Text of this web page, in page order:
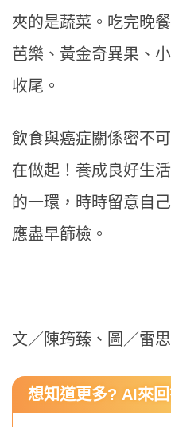
夾的是蔬菜。吃完晚
芭樂、黃金奇異果、
收尾。
飲食與癌症關係密不
在做起！養成良好生
的一環，時時留意自
應盡早篩檢。
文／陳筠臻、圖／雷
想知道更多? AI來